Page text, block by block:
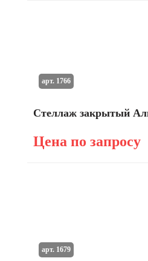
Стеллаж закрытый
Цена по запросу
арт. 1766
арт. 1679